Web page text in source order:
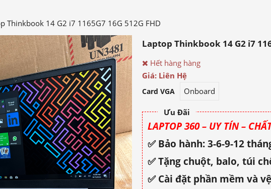
Thinkbook 14 G2 i7 1165G7 16G 512G FHD
Laptop Thinkbook 14 G2 i7
Hết hàng hàng
Giá: Liên Hệ
Card VGA Onboard
Ưu Đãi
LAPTOP 360 – UY TÍN –
✅ Bảo hành: 3-6-9-12
✅ Tặng chuột, balo, túi
✅ Cài đặt phần mềm và